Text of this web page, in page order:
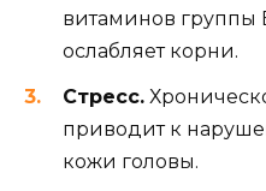
витаминов группы
ослабляет корни.
Стресс.
приводит к
кожи головы.